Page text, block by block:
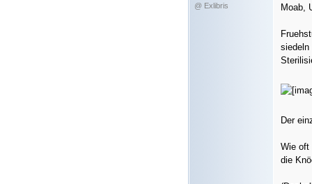
@ Exlibris
Moab,
siedeln
Der
Wie oft
die